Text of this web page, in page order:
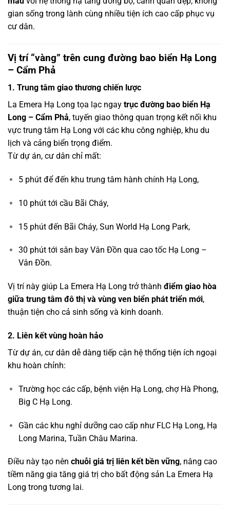
gian sống trong lành cùng nhiều tiện ích cao cấp phục vụ
cư dân.
Vị trí “vàng” trên cung đường bao biển Hạ Long
– Cẩm Phả
1. Trung tâm giao thương chiến lược
La Emera Hạ Long tọa lạc ngay trục đường bao biển Hạ
Long – Cẩm Phả, tuyến giao thông quan trọng kết nối khu
vực trung tâm Hạ Long với các khu công nghiệp, khu du
lịch và cảng biển trọng điểm.
Từ dự án, cư dân chỉ mất:
5 phút để đến khu trung tâm hành chính Hạ Long,
10 phút tới cầu Bãi Cháy,
15 phút đến Bãi Cháy, Sun World Hạ Long Park,
30 phút tới sân bay Vân Đồn qua cao tốc Hạ Long –
Vân Đồn.
Vị trí này giúp La Emera Hạ Long trở thành điểm giao hòa
giữa trung tâm đô thị và vùng ven biển phát triển mới,
thuận tiện cho cả sinh sống và kinh doanh.
2. Liên kết vùng hoàn hảo
Từ dự án, cư dân dễ dàng tiếp cận hệ thống tiện ích ngoại
khu hoàn chỉnh:
Trường học các cấp, bệnh viện Hạ Long, chợ Hà Phong,
Big C Hạ Long.
Gần các khu nghỉ dưỡng cao cấp như FLC Hạ Long, Hạ
Long Marina, Tuần Châu Marina.
Điều này tạo nên chuỗi giá trị liên kết bền vững, nâng cao
tiềm năng gia tăng giá trị cho bất động sản La Emera Hạ
Long trong tương lai.